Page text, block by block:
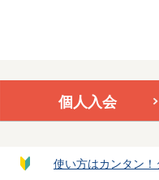
個人入会
使い方はカンタン